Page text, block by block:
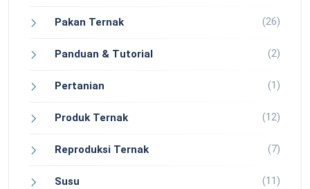
Pakan Ternak (26)
Panduan & Tutorial (2)
Pertanian (1)
Produk Ternak (12)
Reproduksi Ternak (7)
Susu (11)